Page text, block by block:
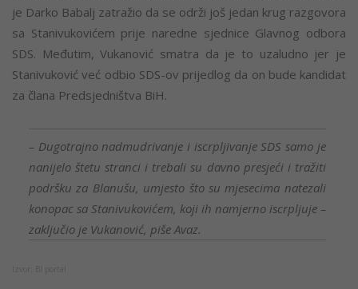
je Darko Babalj zatražio da se održi još jedan krug razgovora
sa Stanivukovićem prije naredne sjednice Glavnog odbora
SDS. Međutim, Vukanović smatra da je to uzaludno jer je
Stanivuković već odbio SDS-ov prijedlog da on bude kandidat
za člana Predsjedništva BiH.
– Dugotrajno nadmudrivanje i iscrpljivanje SDS samo je
nanijelo štetu stranci i trebali su davno presjeći i tražiti
podršku za Blanušu, umjesto što su mjesecima natezali
konopac sa Stanivukovićem, koji ih namjerno iscrpljuje –
zaključio je Vukanović, piše Avaz.